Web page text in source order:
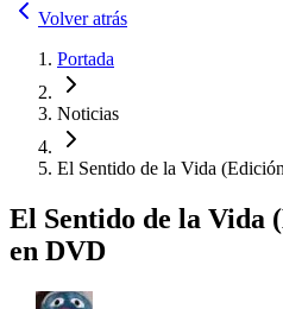
Volver atrás
Portada
Noticias
El Sentido de la Vida
El Sentido de la Vida
en DVD